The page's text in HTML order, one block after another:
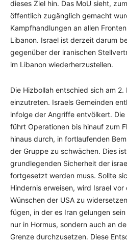
dieses Ziel hin. Das MoU sieht,
öffentlich zugänglich gemacht
Kampfhandlungen an allen
Libanon. Israel ist derzeit darum
gegenüber der iranischen
im Libanon wiederherzustellen.
Die Hizbollah entschied sich am
einzutreten. Israels Gemeinden
infolge der Angriffe entvölkert. Die
führt Operationen bis hinauf zum
hinaus durch, in fortlaufenden
der Gruppe zu schwächen. Dies
grundlegenden Sicherheit der
fortgesetzt werden muss. Sollte
Hindernis erweisen, wird Israel
Wünschen der USA zu
fügen, in der es Iran gelungen
nur in Hormus, sondern auch an
Grenze durchzusetzen. Diese